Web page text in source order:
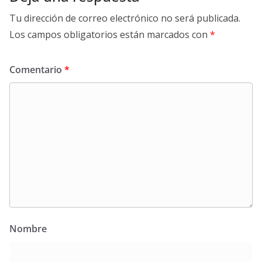
Tu dirección de correo electrónico no será publicada.
Los campos obligatorios están marcados con *
Comentario *
Nombre